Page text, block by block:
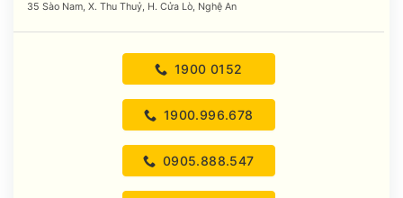
35 Sào Nam, X. Thu Thuỷ, H. Cửa Lò, Nghệ An
1900 0152
1900.996.678
0905.888.547